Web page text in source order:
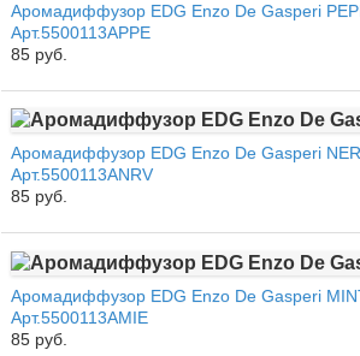
Аромадиффузор EDG Enzo De Gasperi
Арт.5500113APPE
85 руб.
Аромадиффузор EDG Enzo De Gasperi
Арт.5500113ANRV
85 руб.
Аромадиффузор EDG Enzo De Gasperi
Арт.5500113AMIE
85 руб.